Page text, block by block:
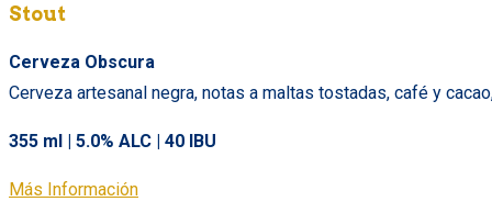
Stout
Cerveza Obscura
Cerveza artesanal negra, notas a maltas tostadas, café y
355 ml | 5.0% ALC | 40 IBU
Más Información